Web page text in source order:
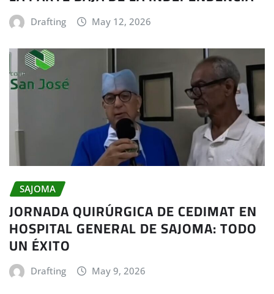
Drafting May 12, 2026
SAJOMA
JORNADA QUIRÚRGICA DE CEDIMAT EN
HOSPITAL GENERAL DE SAJOMA: TODO
UN ÉXITO
Drafting May 9, 2026